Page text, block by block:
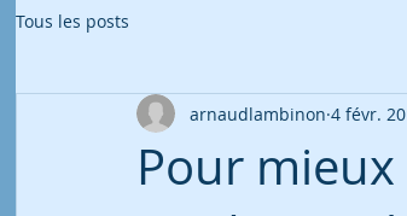
Tous les posts
Pour
arnaudlambinon 4 févr.